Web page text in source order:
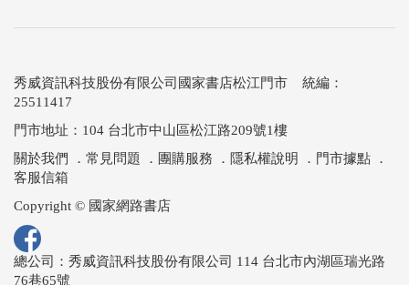
秀威資訊科技股份有限公司國家書店松江門市 統編：
25511417
門市地址：104 台北市中山區松江路209號1樓
關於我們
． 常見問題 ． 團購服務 ． 隱私權說明 ． 門市據點 ．
客服信箱
Copyright © 國家網路書店
總公司：秀威資訊科技股份有限公司 114 台北市內湖區瑞光路
76巷65號